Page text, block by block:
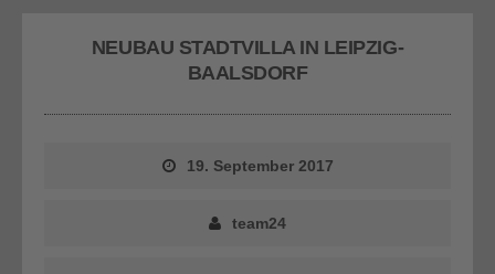
NEUBAU STADTVILLA IN LEIPZIG-
BAALSDORF
19. September 2017
team24